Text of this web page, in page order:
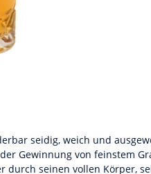
seidig, weich und
Gewinnung von feinstem
durch seinen vollen Körper,